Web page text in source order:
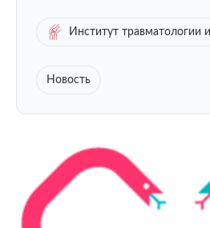
Институт травматологии
Новость